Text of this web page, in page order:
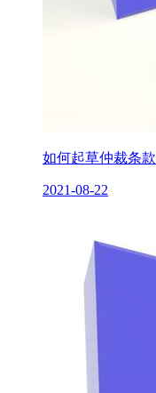
如何起草仲裁条款
2021-08-22